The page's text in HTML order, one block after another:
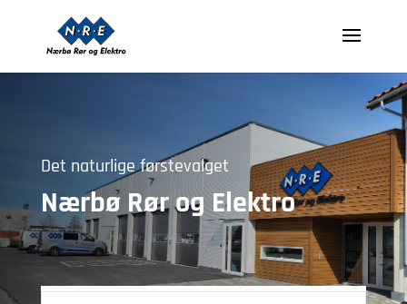
Det naturlige førstevalget
Nærbø Rør og Elektro